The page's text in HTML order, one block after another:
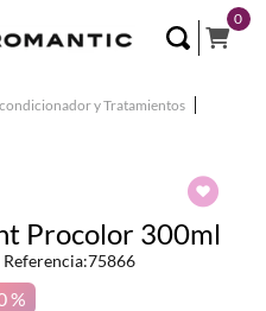
0
y Tratamientos
Procolor 300ml
Referencia:75866
%